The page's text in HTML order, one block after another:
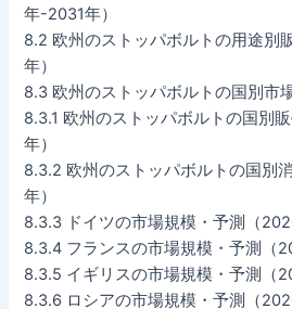
年-2031年）
8.2 欧州のストッパボルトの用途別
年）
8.3 欧州のストッパボルトの国別市
8.3.1 欧州のストッパボルトの国別
年）
8.3.2 欧州のストッパボルトの国別
年）
8.3.3 ドイツの市場規模・予測（
8.3.4 フランスの市場規模・予測（
8.3.5 イギリスの市場規模・予測（
8.3.6 ロシアの市場規模・予測（